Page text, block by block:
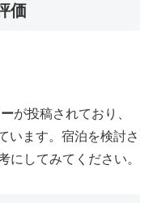
価
が投稿されており、
います。宿泊を検討さ
にしてみてください。